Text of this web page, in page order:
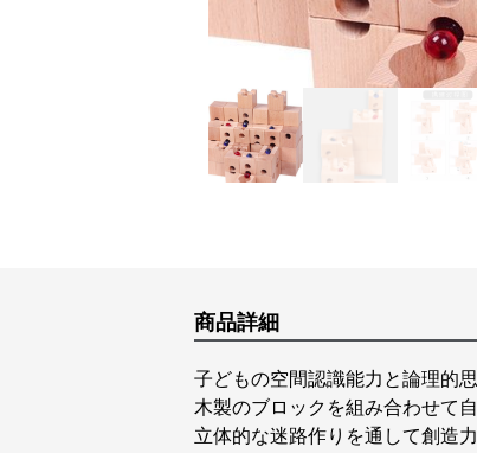
商品詳細
子どもの空間認識能力と論理的
木製のブロックを組み合わせて
立体的な迷路作りを通して創造